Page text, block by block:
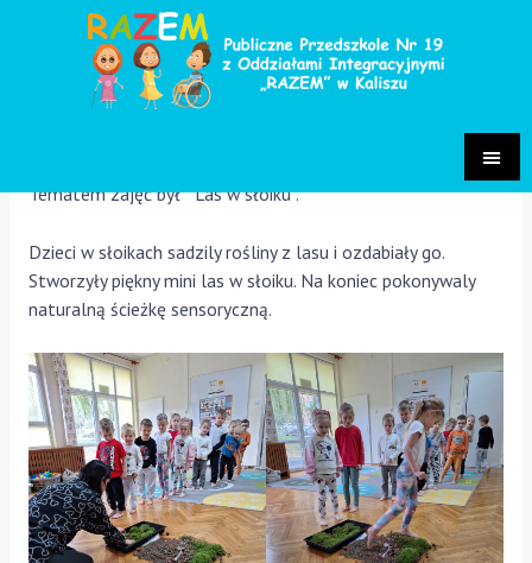
Zajęcia z hortiterapii
Nasza grupa Szafirki uczestniczyła w zajęciach hortiterapii.
Tematem zajęć był ” Las w słoiku”.
Dzieci w słoikach sadzily rośliny z lasu i ozdabiały go.
Stworzyły piękny mini las w słoiku. Na koniec pokonywaly
naturalną ścieżkę sensoryczną.